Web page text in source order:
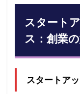
ジネ
スに
なる
ビジ
スタート
ス：創業
スタートア